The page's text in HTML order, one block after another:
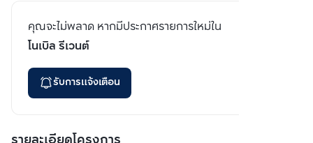
คุณจะไม่พลาด หากมีประกาศรายการใหม่ใน
โนเบิล รีเวนต์
รับการแจ้งเตือน